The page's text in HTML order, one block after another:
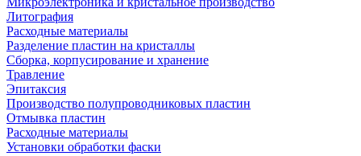
Литография
Расходные материалы
Разделение пластин на кристаллы
Сборка, корпусирование и хранение
Травление
Эпитаксия
Производство полупроводниковых пластин
Отмывка пластин
Расходные материалы
Установки обработки фаски